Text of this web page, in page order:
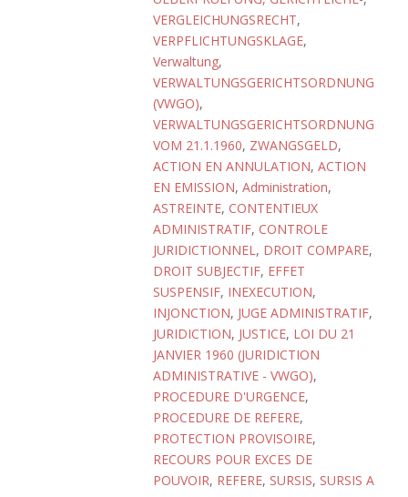
VERGLEICHUNGSRECHT,
VERPFLICHTUNGSKLAGE,
Verwaltung,
VERWALTUNGSGERICHTSORDNUNG
(VWGO),
VERWALTUNGSGERICHTSORDNUNG
VOM 21.1.1960, ZWANGSGELD,
ACTION EN ANNULATION, ACTION
EN EMISSION, Administration,
ASTREINTE, CONTENTIEUX
ADMINISTRATIF, CONTROLE
JURIDICTIONNEL, DROIT COMPARE,
DROIT SUBJECTIF, EFFET
SUSPENSIF, INEXECUTION,
INJONCTION, JUGE ADMINISTRATIF,
JURIDICTION, JUSTICE, LOI DU 21
JANVIER 1960 (JURIDICTION
ADMINISTRATIVE - VWGO),
PROCEDURE D'URGENCE,
PROCEDURE DE REFERE,
PROTECTION PROVISOIRE,
RECOURS POUR EXCES DE
POUVOIR, REFERE, SURSIS, SURSIS A